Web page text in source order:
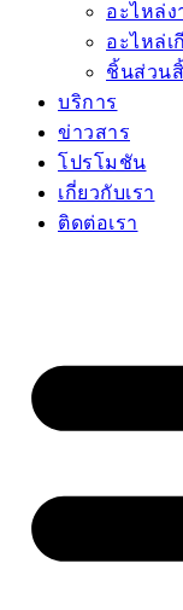
อะไหล่
อะไหล่เ
ชิ้นส่วน
บริการ
ข่าวสาร
โปรโมชัน
เกี่ยวกับเรา
ติดต่อเรา